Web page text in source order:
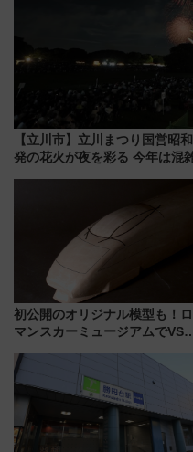
【立川市】立川まつり国営昭
発の花火が夜を彩る 今年は混
初公開のオリジナル模型も！ロ
マンスカーミュージアムでVSE
15日スタート